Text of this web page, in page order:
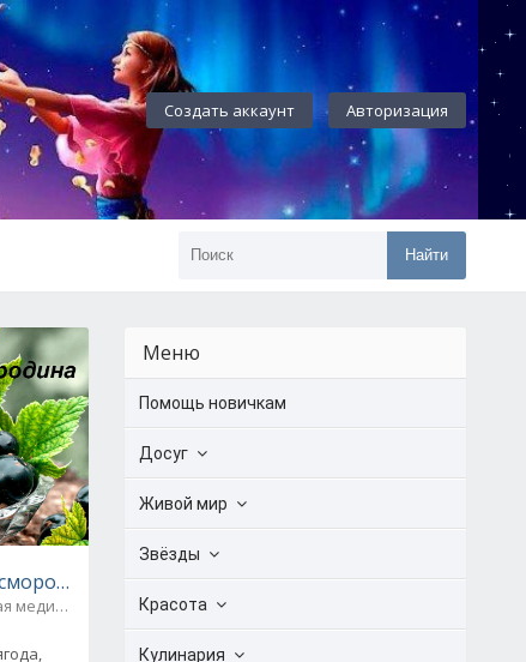
Создать аккаунт Авторизация
Найти
видео
- рецепты народной медицины
Народная медицина / Полезные и вредные продукты
Меню
Помощь новичкам
Досуг
Живой мир
Звёзды
Красота
Кулинария